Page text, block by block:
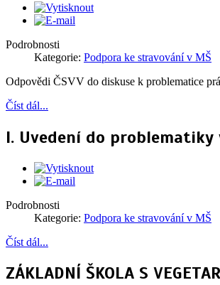
Podrobnosti
Kategorie: Podpora ke stravování v MŠ
Odpovědi ČSVV do diskuse k problematice
Číst dál...
I. Uvedení do
Podrobnosti
Kategorie: Podpora ke stravování v MŠ
Číst dál...
ZÁKLADNÍ ŠKOLA S